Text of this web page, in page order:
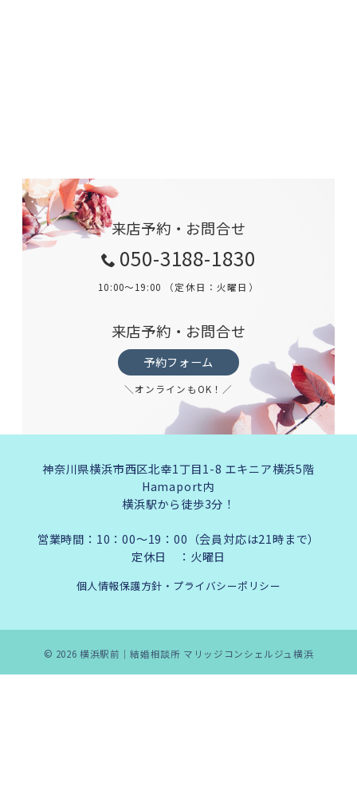
来店予約・お問合せ
050-3188-1830
10:00～19:00 （定休日：火曜日）
来店予約・お問合せ
予約フォーム
＼オンラインもOK！／
神奈川県横浜市西区北幸1丁目1-8 エキニア横浜5階
Hamaport内
横浜駅から徒歩3分！
営業時間：10：00～19：00（会員対応は21時まで）
定休日 ：火曜日
個人情報保護方針・プライバシーポリシー
© 2026横浜駅前｜結婚相談所 マリッジコンシェルジュ横浜